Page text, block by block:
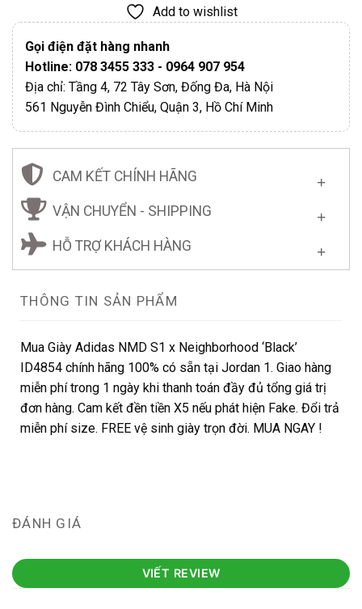
Add to wishlist
Gọi điện đặt hàng nhanh
Hotline: 078 3455 333 - 0964 907 954
Địa chỉ: Tầng 4, 72 Tây Sơn, Đống Đa, Hà Nội
561 Nguyễn Đình Chiểu, Quận 3, Hồ Chí Minh
CAM KẾT CHÍNH HÃNG
VẬN CHUYỂN - SHIPPING
HỖ TRỢ KHÁCH HÀNG
THÔNG TIN SẢN PHẨM
Mua Giày Adidas NMD S1 x Neighborhood ‘Black’
ID4854 chính hãng 100% có sẵn tại Jordan 1. Giao hàng
miễn phí trong 1 ngày khi thanh toán đầy đủ tổng giá trị
đơn hàng. Cam kết đền tiền X5 nếu phát hiện Fake. Đổi trả
miễn phí size. FREE vệ sinh giày trọn đời. MUA NGAY !
ĐÁNH GIÁ
VIẾT REVIEW